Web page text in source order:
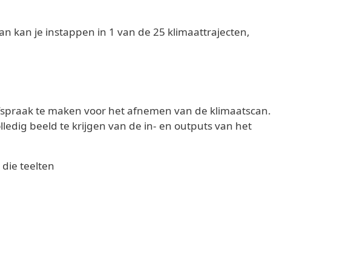
kan je instappen in 1 van de 25 klimaattrajecten,
te maken voor het afnemen van de klimaatscan.
beeld te krijgen van de in- en outputs van het
teelten